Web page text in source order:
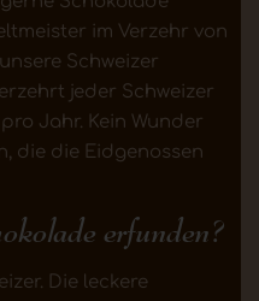
im Verzehr von
Schweizer
jeder Schweizer
Jahr. Kein Wunder
die die Eidgenossen
erfunden?
Die leckere